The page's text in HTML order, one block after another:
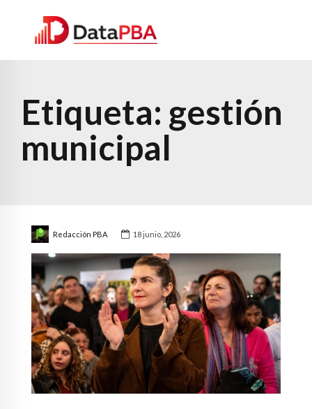
Etiqueta: gestión
municipal
Redacción PBA 18 junio, 2026